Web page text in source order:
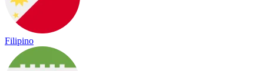
Filipino